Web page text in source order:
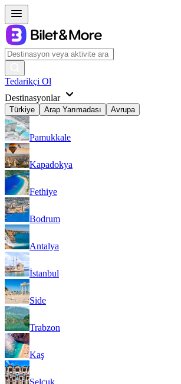
Tedarikçi Ol
Destinasyonlar
Türkiye Arap Yarımadası Avrupa
Pamukkale
Kapadokya
Fethiye
Bodrum
Antalya
İstanbul
Side
Trabzon
Kaş
Selçuk